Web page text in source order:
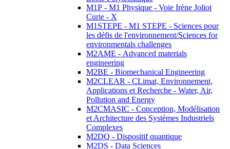
M1P - M1 Physique - Voie Irène Joliot
Curie - X
M1STEPE - M1 STEPE - Sciences pour
les défis de l'environnement/Sciences for
environmentals challenges
M2AME - Advanced materials
engineering
M2BE - Biomechanical Engineering
M2CLEAR - CLimat, Environnement,
Applications et Recherche - Water, Air,
Pollution and Energy
M2CMASIC - Conception, Modélisation
et Architecture des Systèmes Industriels
Complexes
M2DQ - Dispositif quantique
M2DS - Data Sciences